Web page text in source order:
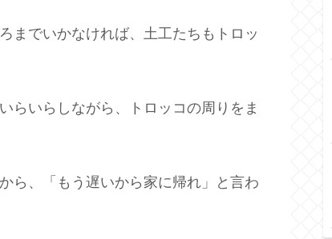
までいかなければ、土工たちもトロッ
らいらしながら、トロッコの周りをま
ら、「もう遅いから家に帰れ」と言わ